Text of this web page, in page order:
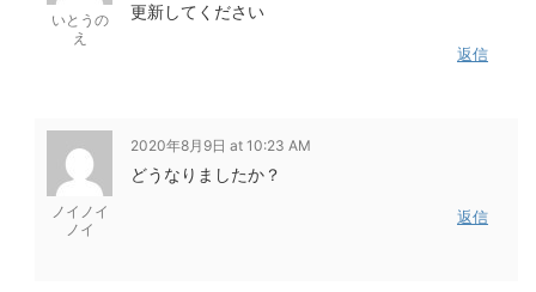
いとうの
え
更新してください
返信
ノイノイ
ノイ
2020年8月9日 at 10:23 AM
どうなりましたか？
返信